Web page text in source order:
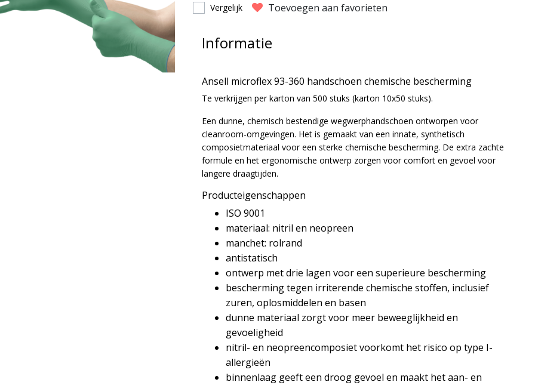
Vergelijk Toevoegen aan favorieten
Informatie
Ansell microflex 93-360 handschoen chemische bescherming
Te verkrijgen per karton van 500 stuks (karton 10x50 stuks).
Een dunne, chemisch bestendige wegwerphandschoen ontworpen voor
cleanroom-omgevingen. Het is gemaakt van een innate, synthetisch
composietmateriaal voor een sterke chemische bescherming. De extra zachte
formule en het ergonomische ontwerp zorgen voor comfort en gevoel voor
langere draagtijden.
Producteigenschappen
ISO 9001
materiaal: nitril en neopreen
manchet: rolrand
antistatisch
ontwerp met drie lagen voor een superieure bescherming
bescherming tegen irriterende chemische stoffen, inclusief
zuren, oplosmiddelen en basen
dunne materiaal zorgt voor meer beweeglijkheid en
gevoeligheid
nitril- en neopreencomposiet voorkomt het risico op type I-
allergieën
binnenlaag geeft een droog gevoel en maakt het aan- en